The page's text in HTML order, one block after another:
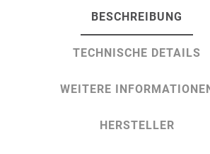
BESCHREIBUNG
TECHNISCHE DETAILS
WEITERE
HERSTELLER